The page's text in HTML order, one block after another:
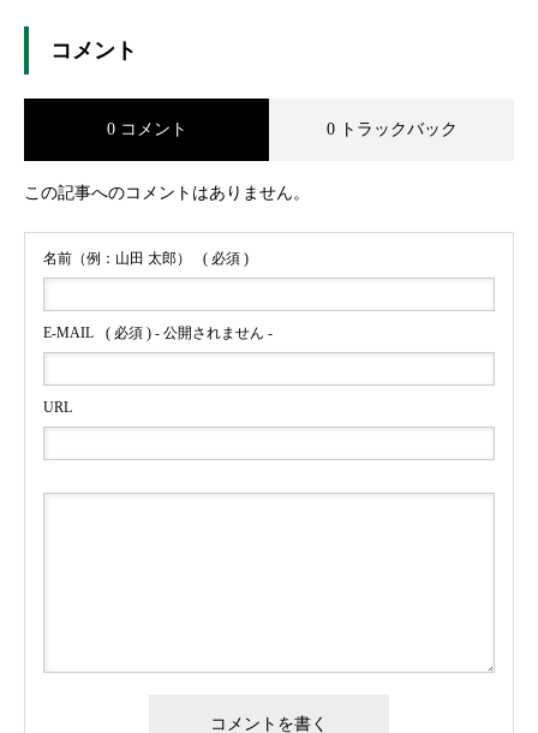
コメント
0 コメント 0 トラックバック
この記事へのコメントはありません。
名前（例：山田 太郎） ( 必須 )
E-MAIL ( 必須 ) - 公開されません -
URL